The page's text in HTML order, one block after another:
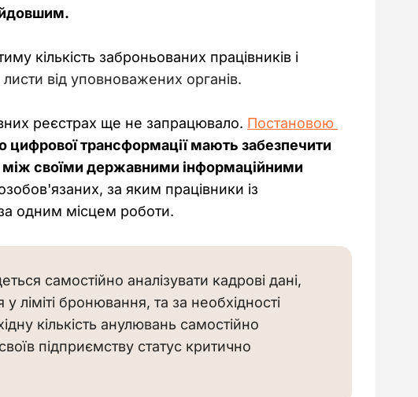
кількість заброньованих працівників і
від уповноважених органів.
реєстрах ще не запрацювало. Постановою
цифрової трансформації мають забезпечити
своїми державними інформаційними
за яким працівники із
одним місцем роботи.
самостійно аналізувати кадрові дані,
ліміті бронювання, та за необхідності
кількість анулювань самостійно
підприємству статус критично